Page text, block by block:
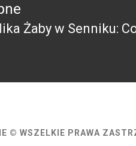
Żaby w Senniku:
© WSZELKIE PRAWA